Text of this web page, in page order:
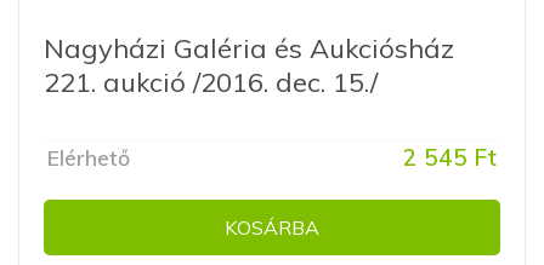
Nagyházi Galéria és Aukciósház
221. aukció /2016. dec. 15./
Elérhető 2 545 Ft
KOSÁRBA